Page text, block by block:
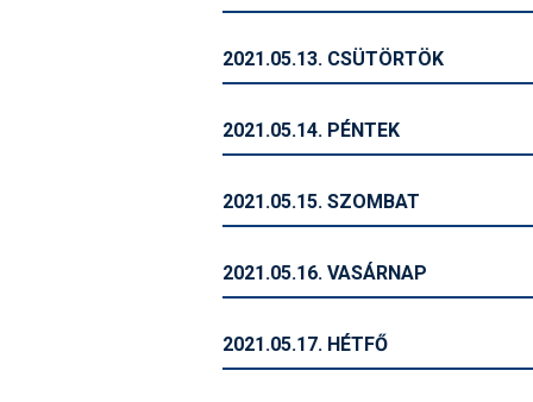
2021.05.13. CSÜTÖRTÖK
2021.05.14. PÉNTEK
2021.05.15. SZOMBAT
2021.05.16. VASÁRNAP
2021.05.17. HÉTFŐ